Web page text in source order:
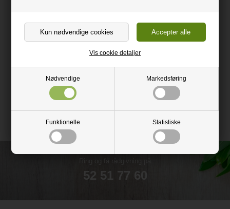
Nødvendige Markedsføring
Funktionelle Statistiske
Vis cookie detaljer
stødes sammen af flere, for at opnå korrekt længde.
Det færdige PVC Lamelgardin system er bl.a. god til:
God til at stoppe kulde/varme i at vandre mellem rum.
Stopper støv.
Afskærmning i portåbninger og lager adskillelse mm.
52 51 77 60